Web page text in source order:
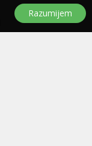
Razumijem